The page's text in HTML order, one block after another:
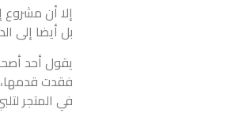
إلا أن
بل أيضا إلى
يقول أحد
فقدت قدمها،
في المتجر